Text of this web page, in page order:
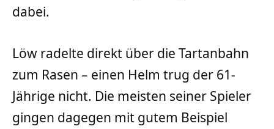
dabei.
Löw radelte direkt über die Tartanbahn
zum Rasen – einen Helm trug der 61-
Jährige nicht. Die meisten seiner Spieler
gingen dagegen mit gutem Beispiel